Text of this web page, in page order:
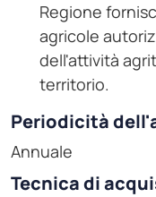
Regione
agricole
dell'attività
territorio.
Periodicità
Annuale
Tecnica di